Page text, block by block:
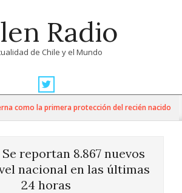
Radio
de Chile y el Mundo
la primera protección del recién nacido
Se reportan 8.867 nuevos
nacional en las últimas
24 horas